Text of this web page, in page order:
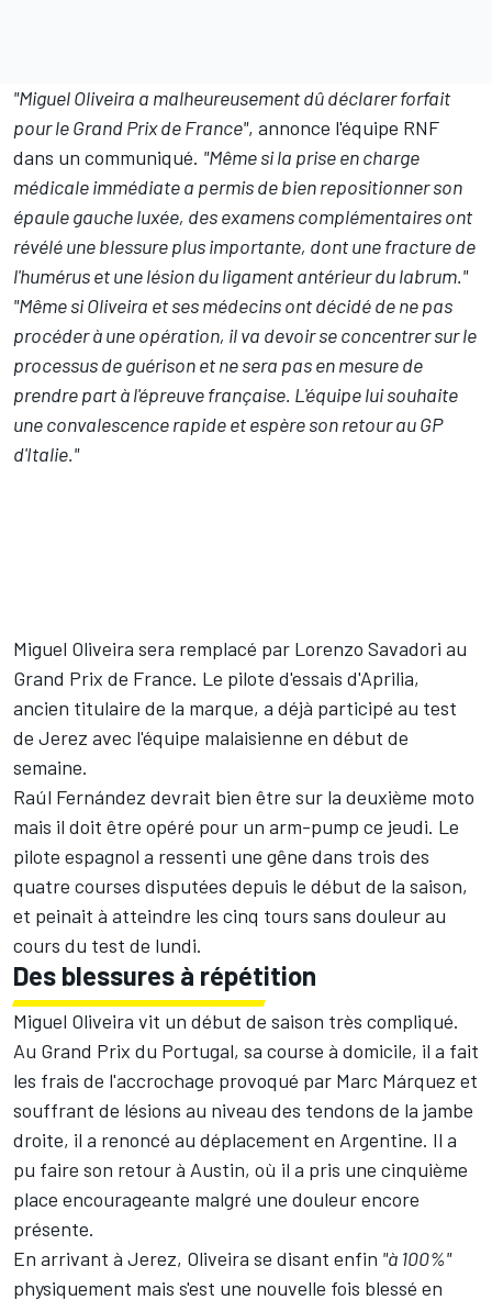
"Miguel Oliveira a malheureusement dû déclarer forfait
pour le Grand Prix de France", annonce l'équipe RNF
dans un communiqué. "Même si la prise en charge
médicale immédiate a permis de bien repositionner son
épaule gauche luxée, des examens complémentaires ont
révélé une blessure plus importante, dont une fracture de
l'humérus et une lésion du ligament antérieur du labrum."
"Même si Oliveira et ses médecins ont décidé de ne pas
procéder à une opération, il va devoir se concentrer sur le
processus de guérison et ne sera pas en mesure de
prendre part à l'épreuve française. L'équipe lui souhaite
une convalescence rapide et espère son retour au GP
d'Italie."
Miguel Oliveira sera remplacé par Lorenzo Savadori au
Grand Prix de France. Le pilote d'essais d'Aprilia,
ancien titulaire de la marque, a déjà participé au test
de Jerez avec l'équipe malaisienne en début de
semaine.
Raúl Fernández devrait bien être sur la deuxième moto
mais il doit être opéré pour un arm-pump ce jeudi. Le
pilote espagnol a ressenti une gêne dans trois des
quatre courses disputées depuis le début de la saison,
et peinait à atteindre les cinq tours sans douleur au
cours du test de lundi.
Des blessures à répétition
Miguel Oliveira vit un début de saison très compliqué.
Au Grand Prix du Portugal, sa course à domicile, il a fait
les frais de l'accrochage provoqué par Marc Márquez et
souffrant de lésions au niveau des tendons de la jambe
droite, il a renoncé au déplacement en Argentine. Il a
pu faire son retour à Austin, où il a pris une cinquième
place encourageante malgré une douleur encore
présente.
En arrivant à Jerez, Oliveira se disant enfin "à 100%"
physiquement mais s'est une nouvelle fois blessé en